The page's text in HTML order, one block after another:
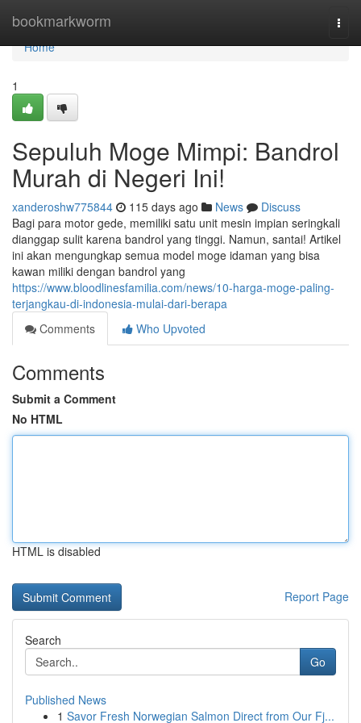
bookmarkworm
Home
Home
1
Sepuluh Moge Mimpi: Bandrol
Murah di Negeri Ini!
xanderoshw775844 115 days ago News
Discuss
Bagi para motor gede, memiliki satu unit mesin impian seringkali
dianggap sulit karena bandrol yang tinggi. Namun, santai! Artikel
ini akan mengungkap semua model moge idaman yang bisa
kawan miliki dengan bandrol yang
https://www.bloodlinesfamilia.com/news/10-harga-moge-paling-
terjangkau-di-indonesia-mulai-dari-berapa
Comments
Who Upvoted
Comments
Submit a Comment
No HTML
HTML is disabled
Report Page
Search
Go
Published News
1 Savor Fresh Norwegian Salmon Direct from Our Fj...